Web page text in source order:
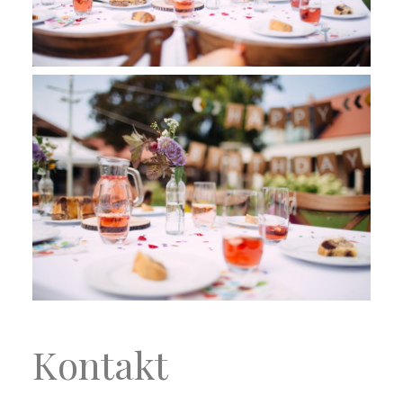
Kontakt